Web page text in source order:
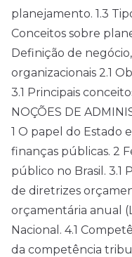
planejamento. 1.3
Conceitos sobre
Definição de
organizacionais 2.1
3.1 Principais
NOÇÕES DE
1 O papel do Estado
finanças públicas. 2
público no Brasil. 3.1
de diretrizes
orçamentária anual
Nacional. 4.1
da competência